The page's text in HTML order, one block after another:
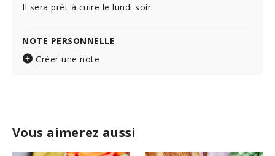
Vous aimerez aussi
Il sera prêt à cuire le lundi soir.
NOTE PERSONNELLE
Créer une note